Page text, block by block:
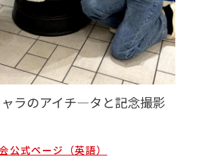
ラのアイチ―タと記念撮影
公式ページ（英語）